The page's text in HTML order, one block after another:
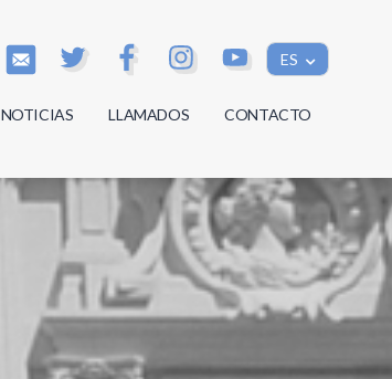
ES
NOTICIAS LLAMADOS CONTACTO